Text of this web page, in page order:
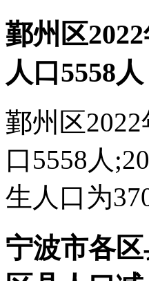
鄞州区
人口5558人
鄞州区
口5558人
生人口为
宁波市各